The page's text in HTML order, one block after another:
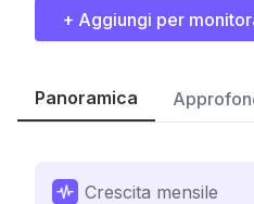
+ Aggiungi per
Panoramica
Crescita mensile